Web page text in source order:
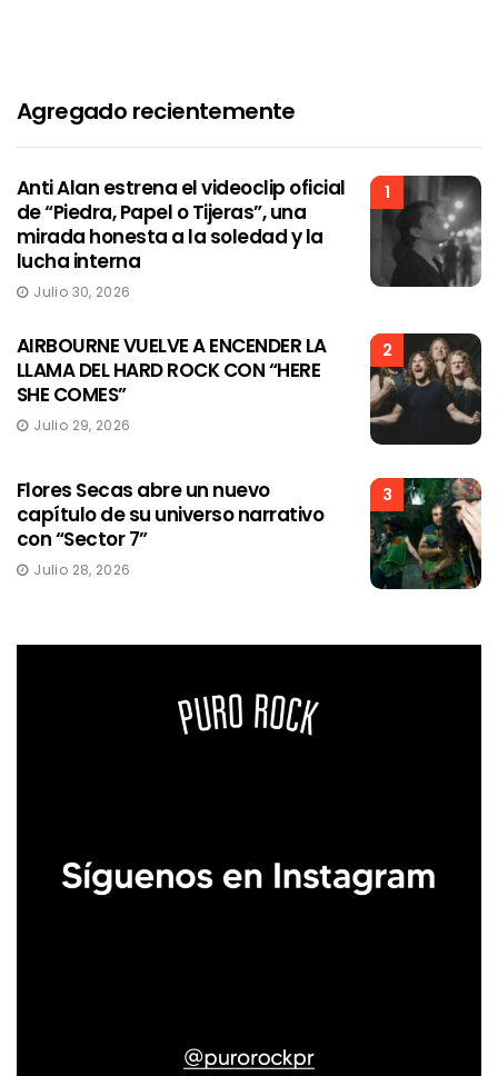
Agregado recientemente
1
Anti Alan estrena el videoclip oficial
de “Piedra, Papel o Tijeras”, una
mirada honesta a la soledad y la
lucha interna
Julio 30, 2026
2
AIRBOURNE VUELVE A ENCENDER LA
LLAMA DEL HARD ROCK CON “HERE
SHE COMES”
Julio 29, 2026
3
Flores Secas abre un nuevo
capítulo de su universo narrativo
con “Sector 7”
Julio 28, 2026